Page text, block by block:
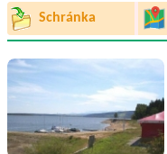
Schránka